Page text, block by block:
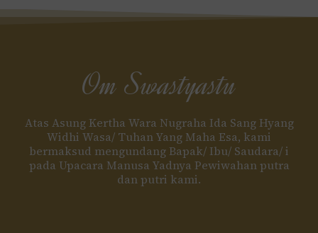
Om Swastyastu
Atas Asung Kertha Wara Nugraha Ida Sang Hyang
Widhi Wasa/ Tuhan Yang Maha Esa, kami
bermaksud mengundang Bapak/ Ibu/ Saudara/ i
pada Upacara Manusa Yadnya Pewiwahan putra
dan putri kami.